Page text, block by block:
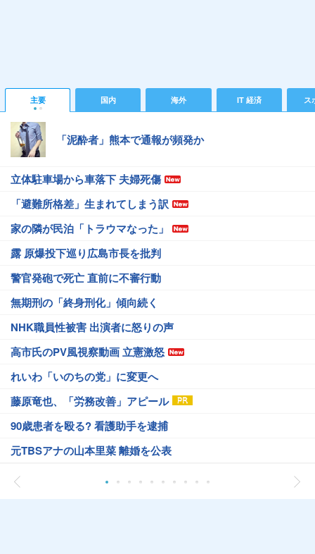
主要 国内 海外 IT 経済 ス
「泥酔者」熊本で通報が頻発か
立体駐車場から車落下 夫婦死傷
「避難所格差」生まれてしまう訳
家の隣が民泊「トラウマなった」
露 原爆投下巡り広島市長を批判
警官発砲で死亡 直前に不審行動
無期刑の「終身刑化」傾向続く
NHK職員性被害 出演者に怒りの声
高市氏のPV風視察動画 立憲激怒
れいわ「いのちの党」に変更へ
藤原竜也、「労務改善」アピール
90歳患者を殴る? 看護助手を逮捕
元TBSアナの山本里菜 離婚を公表